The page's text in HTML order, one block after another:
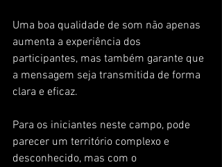
Uma boa qualidade de som não apenas
aumenta a experiência dos
participantes, mas também garante que
a mensagem seja transmitida de forma
clara e eficaz.
Para os iniciantes neste campo, pode
parecer um território complexo e
desconhecido, mas com o